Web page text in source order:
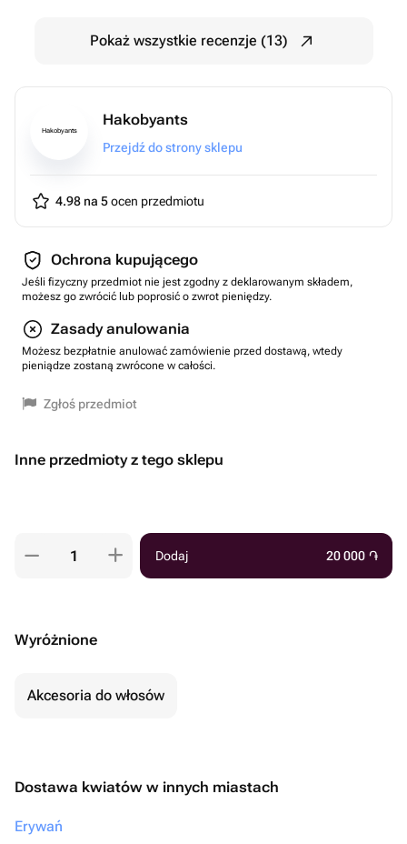
Pokaż wszystkie recenzje (13)
Hakobyants
Hakobyants
Przejdź do strony sklepu
4.98 na 5ocen przedmiotu
Ochrona kupującego
Jeśli fizyczny przedmiot nie jest zgodny z deklarowanym składem,
możesz go zwrócić lub poprosić o zwrot pieniędzy.
Zasady anulowania
Możesz bezpłatnie anulować zamówienie przed dostawą, wtedy
pieniądze zostaną zwrócone w całości.
Zgłoś przedmiot
Inne przedmioty z tego sklepu
Dodaj 20 000 ֏
Wyróżnione
Akcesoria do włosów
Dostawa kwiatów w innych miastach
Erywań